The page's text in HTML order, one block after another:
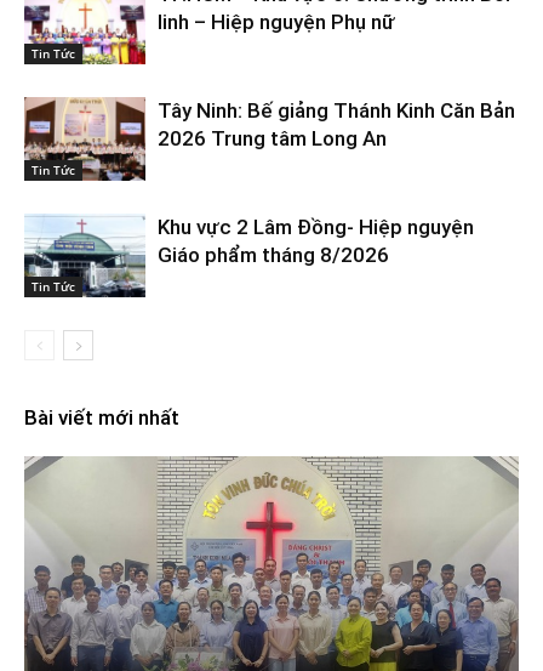
Tin Tức
linh – Hiệp nguyện Phụ nữ
Tin Tức
Tây Ninh: Bế giảng Thánh Kinh Căn Bản
2026 Trung tâm Long An
Tin Tức
Khu vực 2 Lâm Đồng- Hiệp nguyện
Giáo phẩm tháng 8/2026
Bài viết mới nhất